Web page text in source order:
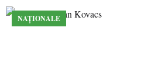
NAȚIONALE